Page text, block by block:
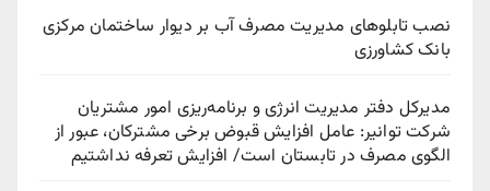
تابلوهای مدیریت مصرف آب بر دیوار ساختمان مرکزی
کشاورزی
دفتر مدیریت انرژی و برنامه‌ریزی امور مشتریان
توانیر: عامل افزایش قبوض برخی مشترکان، عبور از
مصرف در تابستان است/ افزایش تعرفه نداشتیم